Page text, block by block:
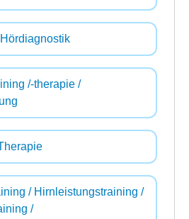
/-therapie /
/ Hirnleistungstraining /
/